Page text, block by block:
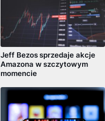
Jeff Bezos sprzedaje akcje
Amazona w szczytowym
momencie